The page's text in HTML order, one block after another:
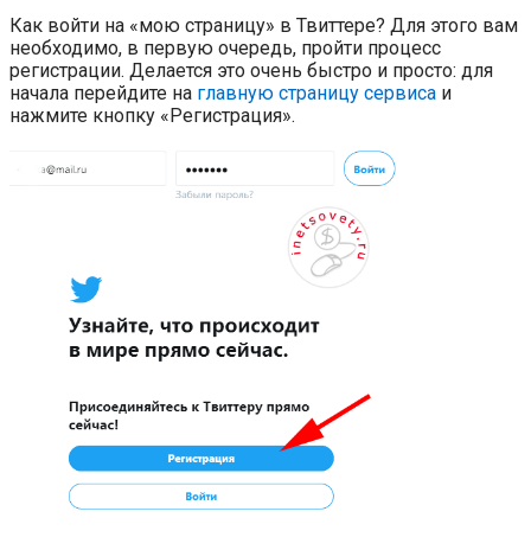
Как войти на «мою страницу» в Твиттере? Для этого вам
необходимо, в первую очередь, пройти процесс
регистрации. Делается это очень быстро и просто: для
начала перейдите на главную страницу сервиса и
нажмите кнопку «Регистрация».